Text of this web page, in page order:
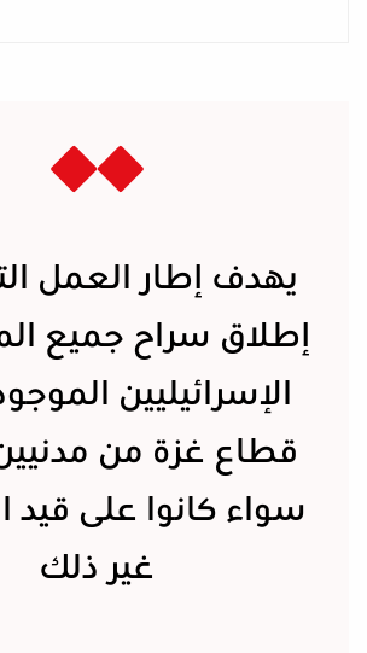
يهدف إطار العمل
إطلاق سراح جميع
الإسرائيليين
قطاع غزة من
سواء كانوا على قيد
غير ذلك